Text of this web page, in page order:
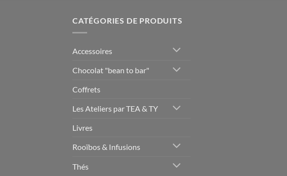
CATÉGORIES DE PRODUITS
Accessoires
Chocolat "bean to bar"
Coffrets
Les Ateliers par TEA & TY
Livres
Rooïbos & Infusions
Thés